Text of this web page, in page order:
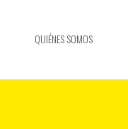
QUIÉNES SOMOS